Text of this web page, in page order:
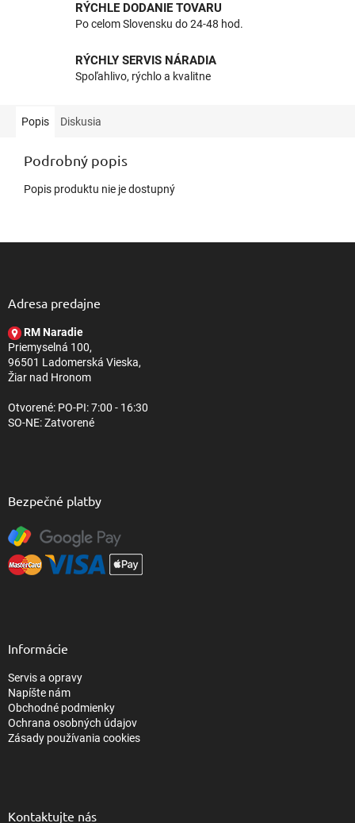
RÝCHLE DODANIE TOVARU
Po celom Slovensku do 24-48 hod.
RÝCHLY SERVIS NÁRADIA
Spoľahlivo, rýchlo a kvalitne
Popis Diskusia
Podrobný popis
Popis produktu nie je dostupný
Adresa predajne
RM Naradie
Priemyselná 100,
96501 Ladomerská Vieska,
Žiar nad Hronom
Otvorené: PO-PI: 7:00 - 16:30
SO-NE: Zatvorené
Bezpečné platby
Informácie
Servis a opravy
Napíšte nám
Obchodné podmienky
Ochrana osobných údajov
Zásady používania cookies
Kontaktujte nás